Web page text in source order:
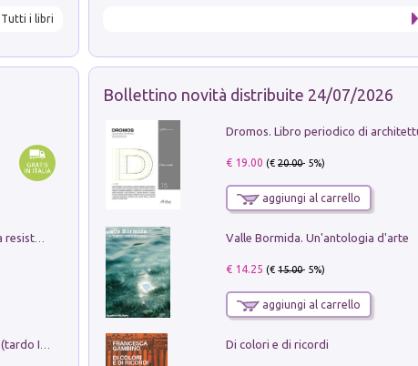
Tutti i libri
Memorial Santa Giulia. Sculture per la resistenza Monchio di Palagano
Bollettino novità distribuite 24/07/2026
€ 19.00 (€20.00- 5%)
aggiungi al carrello
Valle Bormida. Un'antologia d'arte
€ 14.25 (€15.00- 5%)
aggiungi al carrello
Di colori e di ricordi